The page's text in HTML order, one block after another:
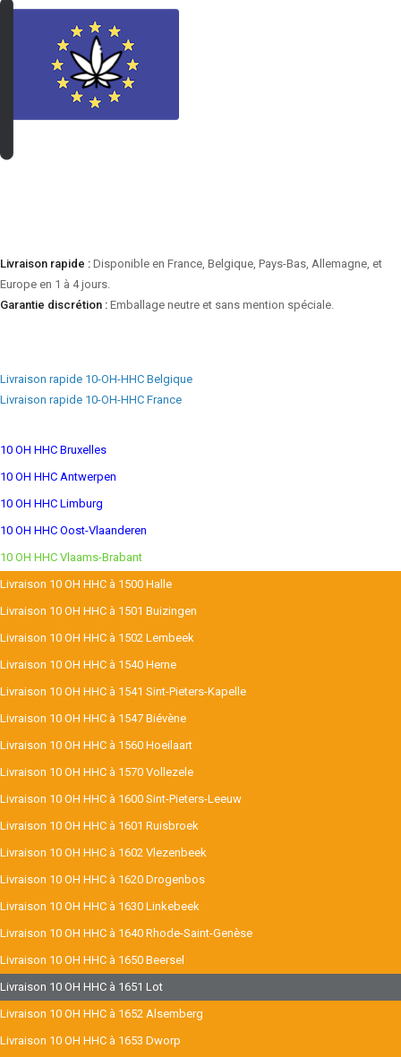
Livraison rapide : Disponible en France, Belgique, Pays-Bas, Allemagne, et
Europe en 1 à 4 jours.
Garantie discrétion : Emballage neutre et sans mention spéciale.
Livraison rapide 10-OH-HHC Belgique
Livraison rapide 10-OH-HHC France
10 OH HHC Bruxelles
10 OH HHC Antwerpen
10 OH HHC Limburg
10 OH HHC Oost-Vlaanderen
10 OH HHC Vlaams-Brabant
Livraison 10 OH HHC à 1500 Halle
Livraison 10 OH HHC à 1501 Buizingen
Livraison 10 OH HHC à 1502 Lembeek
Livraison 10 OH HHC à 1540 Herne
Livraison 10 OH HHC à 1541 Sint-Pieters-Kapelle
Livraison 10 OH HHC à 1547 Biévène
Livraison 10 OH HHC à 1560 Hoeilaart
Livraison 10 OH HHC à 1570 Vollezele
Livraison 10 OH HHC à 1600 Sint-Pieters-Leeuw
Livraison 10 OH HHC à 1601 Ruisbroek
Livraison 10 OH HHC à 1602 Vlezenbeek
Livraison 10 OH HHC à 1620 Drogenbos
Livraison 10 OH HHC à 1630 Linkebeek
Livraison 10 OH HHC à 1640 Rhode-Saint-Genèse
Livraison 10 OH HHC à 1650 Beersel
Livraison 10 OH HHC à 1651 Lot
Livraison 10 OH HHC à 1652 Alsemberg
Livraison 10 OH HHC à 1653 Dworp